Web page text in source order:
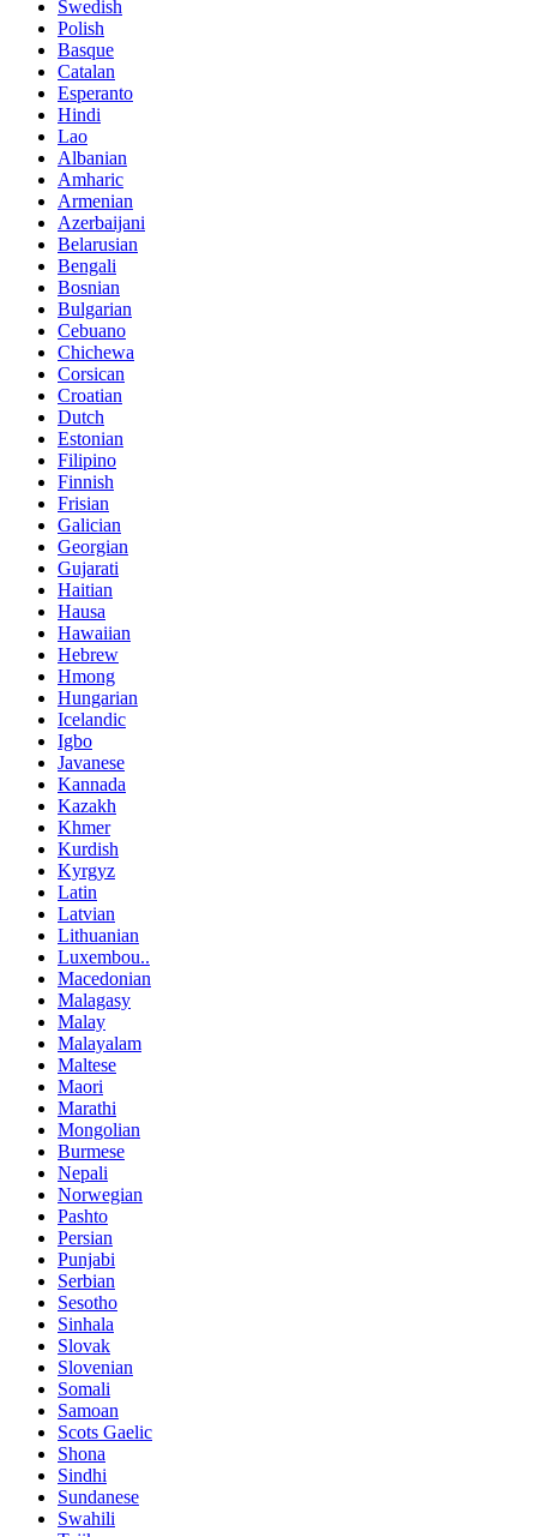
Swedish
Polish
Basque
Catalan
Esperanto
Hindi
Lao
Albanian
Amharic
Armenian
Azerbaijani
Belarusian
Bengali
Bosnian
Bulgarian
Cebuano
Chichewa
Corsican
Croatian
Dutch
Estonian
Filipino
Finnish
Frisian
Galician
Georgian
Gujarati
Haitian
Hausa
Hawaiian
Hebrew
Hmong
Hungarian
Icelandic
Igbo
Javanese
Kannada
Kazakh
Khmer
Kurdish
Kyrgyz
Latin
Latvian
Lithuanian
Luxembou..
Macedonian
Malagasy
Malay
Malayalam
Maltese
Maori
Marathi
Mongolian
Burmese
Nepali
Norwegian
Pashto
Persian
Punjabi
Serbian
Sesotho
Sinhala
Slovak
Slovenian
Somali
Samoan
Scots Gaelic
Shona
Sindhi
Sundanese
Swahili